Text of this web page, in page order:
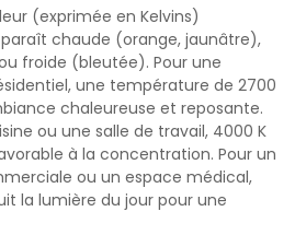
(exprimée en Kelvins)
chaude (orange, jaunâtre),
froide (bleutée). Pour une
une température de 2700
chaleureuse et reposante.
ou une salle de travail, 4000 K
à la concentration. Pour un
ou un espace médical,
la lumière du jour pour une